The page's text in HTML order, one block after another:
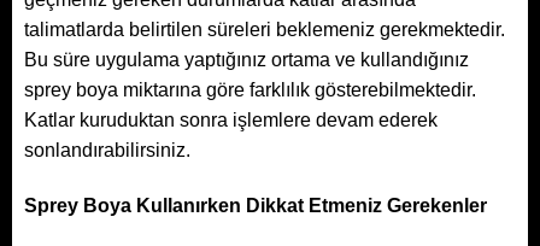
talimatlarda belirtilen süreleri beklemeniz gerekmektedir.
Bu süre uygulama yaptığınız ortama ve kullandığınız
sprey boya miktarına göre farklılık gösterebilmektedir.
Katlar kuruduktan sonra işlemlere devam ederek
sonlandırabilirsiniz.
Sprey Boya Kullanırken Dikkat Etmeniz Gerekenler